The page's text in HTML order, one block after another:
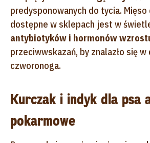
predysponowanych do tycia.
dostępne w sklepach jest w
antybiotyków i hormonów
przeciwwskazań, by znalazło się w
czworonoga.
Kurczak i indyk dla psa
pokarmowe